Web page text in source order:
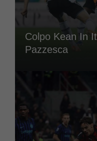
Colpo Kean In
Pazzesca